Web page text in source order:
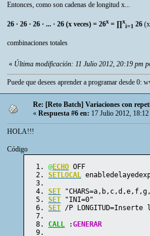
Entonces, como son cadenas de longitud x...
26 · 26 · 26 · ... · 26 (x veces) = 26x = ∏x
i=1 26
combinaciones totales
« Última modificación: 11 Julio 2012, 20:19 pm
Puede que desees aprender a programar desde 0:
Re: [Reto Batch] Variaciones con
«Respuesta #6 en:17 Julio 2012, 18:12
HOLA!!!
Código
@ECHO OFF
SETLOCAL
SET
SET "INI=0"
SET /P
CALL :GENERAR